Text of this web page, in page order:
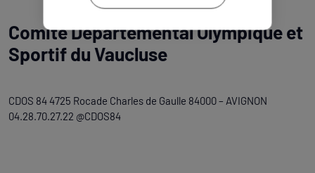
Comité Départemental Olympique et
Sportif du Vaucluse
CDOS 84 4725 Rocade Charles de Gaulle 84000 – AVIGNON
04.28.70.27.22 @CDOS84